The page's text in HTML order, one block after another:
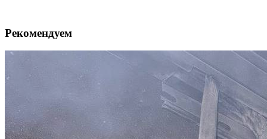
Рекомендуем